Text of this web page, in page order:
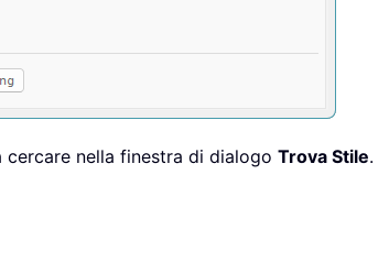
nella finestra di dialogo Trova Stile.